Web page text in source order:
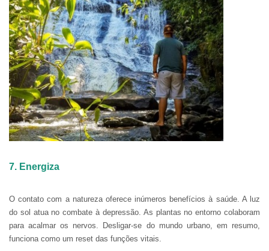
7. Energiza
O contato com a natureza oferece inúmeros benefícios à saúde. A luz
do sol atua no combate à depressão. As plantas no entorno colaboram
para acalmar os nervos. Desligar-se do mundo urbano, em resumo,
funciona como um reset das funções vitais.